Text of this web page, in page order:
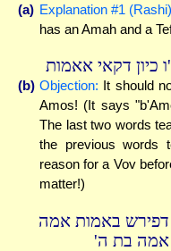
(a) Explanation #1
has an Amah and a
כיון דקאי אאמות
(b) Objection: It should
Amos! (It says
The last two words
the previous words
reason for a Vov
matter!)
דפירש באמות אמה
אמה בת ה'